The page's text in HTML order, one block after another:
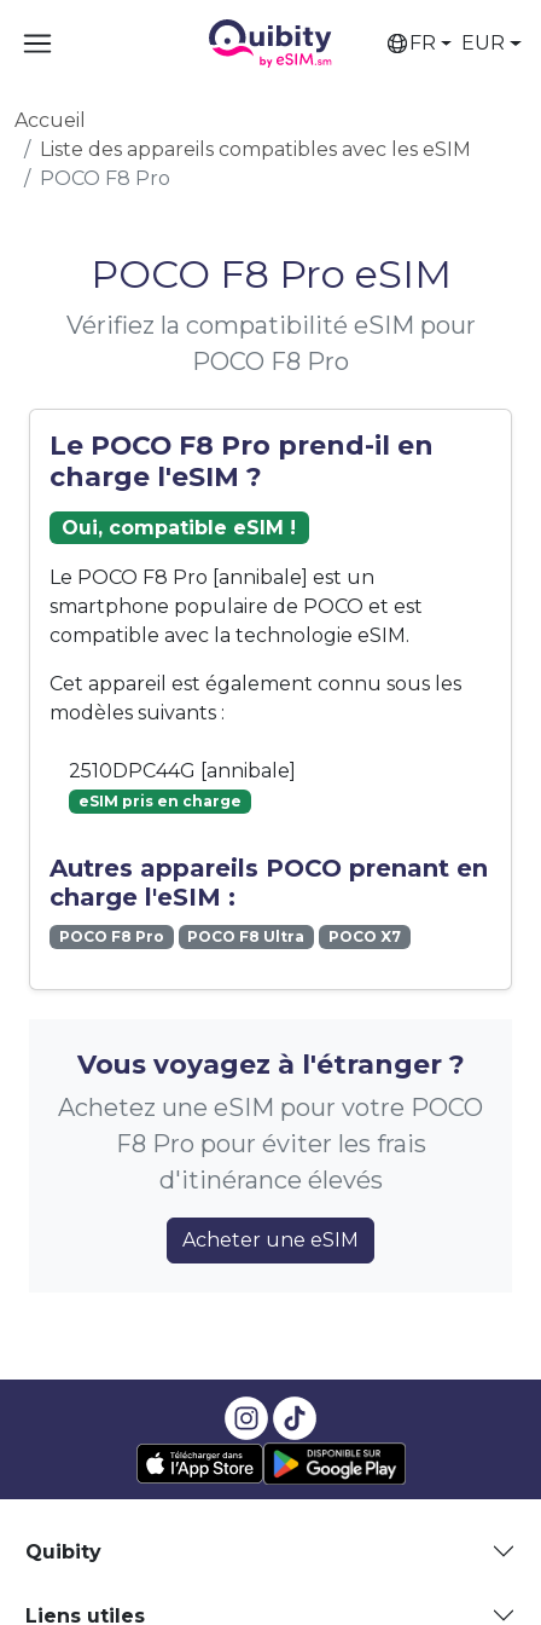
FR EUR
Accueil
Liste des appareils compatibles avec les eSIM
POCO F8 Pro
POCO F8 Pro eSIM
Vérifiez la compatibilité eSIM pour
POCO F8 Pro
Le POCO F8 Pro prend-il en
charge l'eSIM ?
Oui, compatible eSIM !
Le POCO F8 Pro [annibale] est un
smartphone populaire de POCO et est
compatible avec la technologie eSIM.
Cet appareil est également connu sous les
modèles suivants :
2510DPC44G [annibale]
eSIM pris en charge
Autres appareils POCO prenant en
charge l'eSIM :
POCO F8 Pro POCO F8 Ultra POCO X7
Vous voyagez à l'étranger ?
Achetez une eSIM pour votre POCO
F8 Pro pour éviter les frais
d'itinérance élevés
Acheter une eSIM
Quibity
Liens utiles